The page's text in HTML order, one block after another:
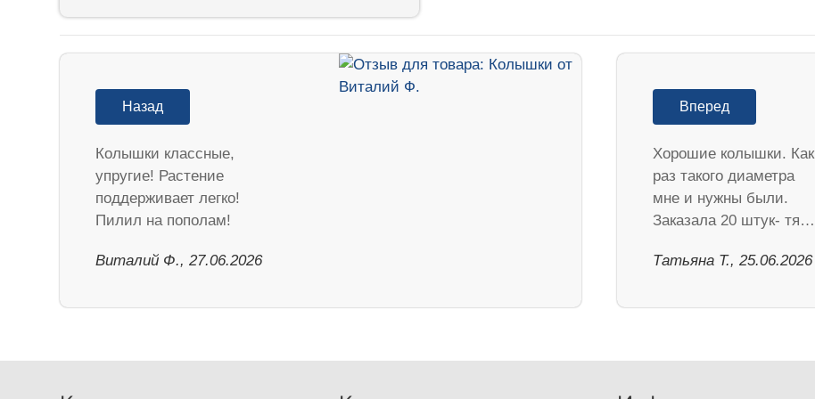
Назад
Колышки классные,
упругие! Растение
поддерживает легко!
Пилил на пополам!
Виталий Ф., 27.06.2026
Вперед
Хорошие колышки. Как
раз такого диаметра
мне и нужны были.
Заказала 20 штук- тя…
Татьяна Т., 25.06.2026